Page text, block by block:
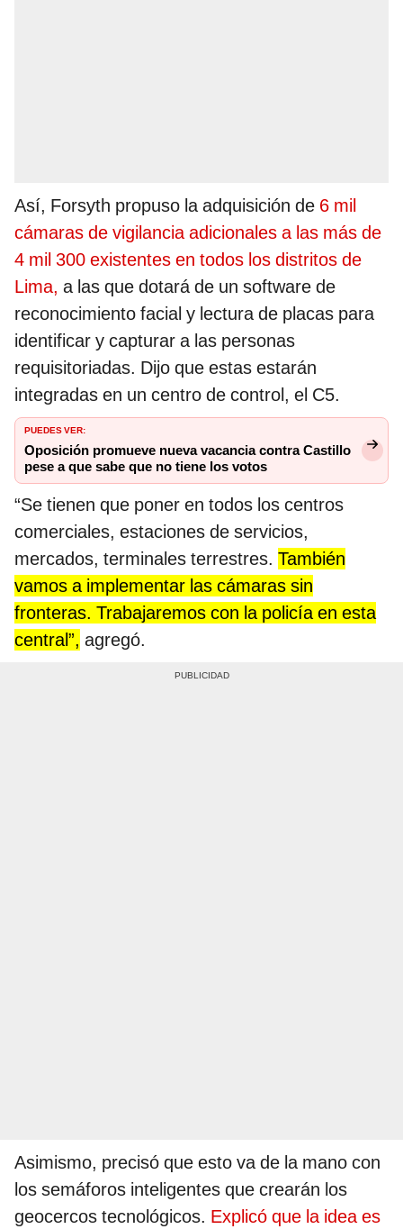
Así, Forsyth propuso la adquisición de 6 mil
cámaras de vigilancia adicionales a las más de
4 mil 300 existentes en todos los distritos de
Lima, a las que dotará de un software de
reconocimiento facial y lectura de placas para
identificar y capturar a las personas
requisitoriadas. Dijo que estas estarán
integradas en un centro de control, el C5.
PUEDES VER:
Oposición promueve nueva vacancia contra Castillo
pese a que sabe que no tiene los votos
“Se tienen que poner en todos los centros
comerciales, estaciones de servicios,
mercados, terminales terrestres. También
vamos a implementar las cámaras sin
fronteras. Trabajaremos con la policía en esta
central”, agregó.
Asimismo, precisó que esto va de la mano con
los semáforos inteligentes que crearán los
geocercos tecnológicos. Explicó que la idea es